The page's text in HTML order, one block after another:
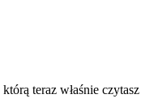
teraz właśnie czytasz